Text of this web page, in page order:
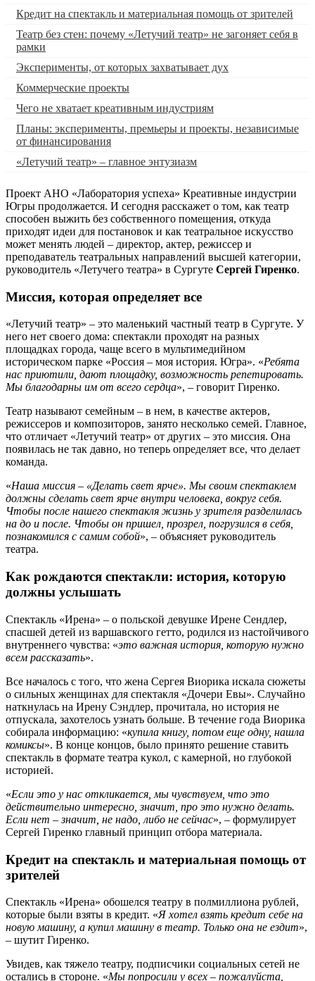
Кредит на спектакль и материальная помощь от зрителей
Театр без стен: почему «Летучий театр» не загоняет себя в
рамки
Эксперименты, от которых захватывает дух
Коммерческие проекты
Чего не хватает креативным индустриям
Планы: эксперименты, премьеры и проекты, независимые
от финансирования
«Летучий театр» – главное энтузиазм
Проект АНО «Лаборатория успеха» Креативные индустрии
Югры продолжается. И сегодня расскажет о том, как театр
способен выжить без собственного помещения, откуда
приходят идеи для постановок и как театральное искусство
может менять людей – директор, актер, режиссер и
преподаватель театральных направлений высшей категории,
руководитель «Летучего театра» в Сургуте Сергей Гиренко.
Миссия, которая определяет все
«Летучий театр» – это маленький частный театр в Сургуте. У
него нет своего дома: спектакли проходят на разных
площадках города, чаще всего в мультимедийном
историческом парке «Россия – моя история. Югра». «Ребята
нас приютили, дают площадку, возможность репетировать.
Мы благодарны им от всего сердца», – говорит Гиренко.
Театр называют семейным – в нем, в качестве актеров,
режиссеров и композиторов, занято несколько семей. Главное,
что отличает «Летучий театр» от других – это миссия. Она
появилась не так давно, но теперь определяет все, что делает
команда.
«Наша миссия – «Делать свет ярче». Мы своим спектаклем
должны сделать свет ярче внутри человека, вокруг себя.
Чтобы после нашего спектакля жизнь у зрителя разделилась
на до и после. Чтобы он пришел, прозрел, погрузился в себя,
познакомился с самим собой», – объясняет руководитель
театра.
Как рождаются спектакли: история, которую
должны услышать
Спектакль «Ирена» – о польской девушке Ирене Сендлер,
спасшей детей из варшавского гетто, родился из настойчивого
внутреннего чувства: «это важная история, которую нужно
всем рассказать».
Все началось с того, что жена Сергея Виорика искала сюжеты
о сильных женщинах для спектакля «Дочери Евы». Случайно
наткнулась на Ирену Сэндлер, прочитала, но история не
отпускала, захотелось узнать больше. В течение года Виорика
собирала информацию: «купила книгу, потом еще одну, нашла
комиксы». В конце концов, было принято решение ставить
спектакль в формате театра кукол, с камерной, но глубокой
историей.
«Если это у нас откликается, мы чувствуем, что это
действительно интересно, значит, про это нужно делать.
Если нет – значит, не надо, либо не сейчас», – формулирует
Сергей Гиренко главный принцип отбора материала.
Кредит на спектакль и материальная помощь от
зрителей
Спектакль «Ирена» обошелся театру в полмиллиона рублей,
которые были взяты в кредит. «Я хотел взять кредит себе на
новую машину, а купил машину в театр. Только она не ездит»,
– шутит Гиренко.
Увидев, как тяжело театру, подписчики социальных сетей не
остались в стороне. «Мы попросили у всех – пожалуйста,